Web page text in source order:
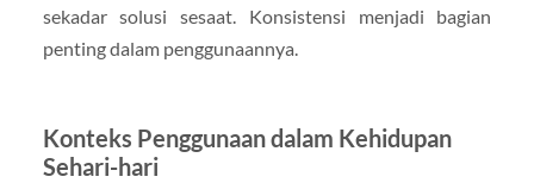
sekadar solusi sesaat. Konsistensi menjadi bagian
penting dalam penggunaannya.
Konteks Penggunaan dalam Kehidupan
Sehari-hari